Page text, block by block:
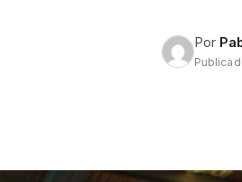
Por